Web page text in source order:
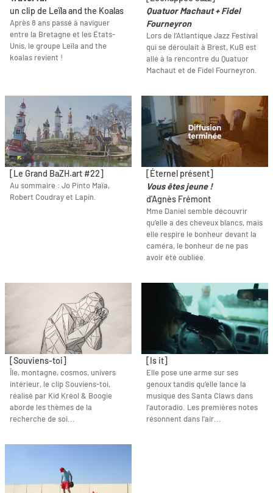
un clip de Leïla and the Koalas
Après 8 ans passé à naviguer
entre la Bretagne et les États-
Unis, le groupe Leïla and the
koalas revient !
Quatuor Machaut + Fidel
Fourneyron
Lors de l’Atlantique Jazz Festival
qui se déroulait à Brest, KuB est
allé à la rencontre du Quatuor
Machaut et de Fidel Fourneyron.
[Le Grand BaZH.art #22]
Au sommaire : Jo Pinto Maïa,
Robert Coudray et Lapin.
[Éternel présent]
Vous êtes jeune !
d'Agnès Frémont
Mme Daniel semble découvrir
qu’elle a des cheveux blancs, mais
elle respire le bonheur devant la
caméra, le bonheur de ne pas
avoir été oubliée.
[Souviens-toi]
Île, montagne, cosmos, univers
intérieur, le clip Souviens-toi,
réalisé par Kid Kréol & Boogie
aborde les thèmes de la
recherche de soi...
[Is it]
Elle pose une arme sur ses
genoux tandis qu’elle lance la
musique des Santa Claws dans
l’autoradio. Les premières notes
résonnent dans l’air...